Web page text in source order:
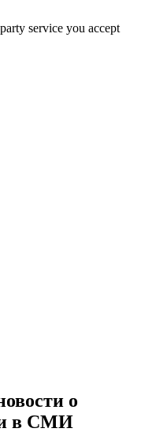
service you accept
о
в СМИ